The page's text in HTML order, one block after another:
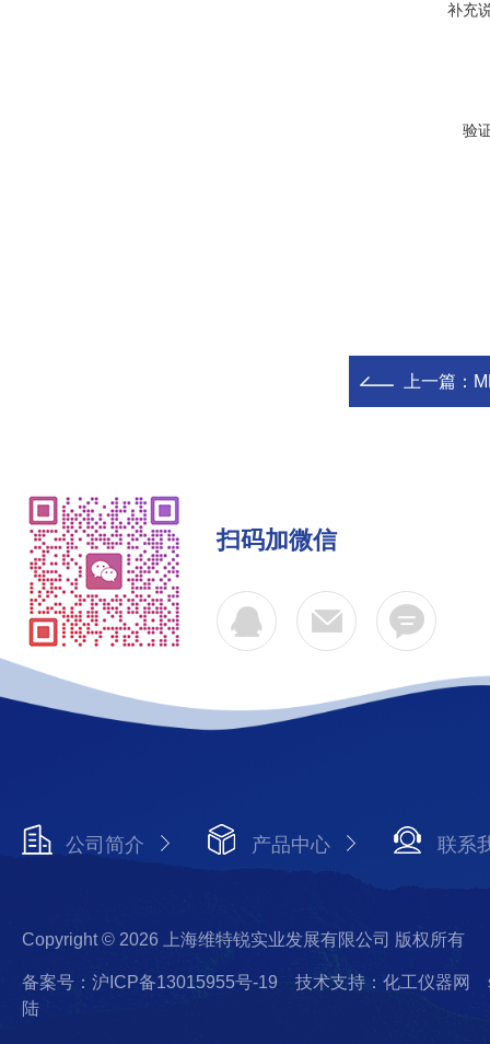
补充
验
上一篇：
扫码加微信
公司简介 产品中心 联系
Copyright © 2026 上海维特锐实业发展有限公司 版权所有
备案号：沪ICP备13015955号-19 技术支持：化工仪器网
陆